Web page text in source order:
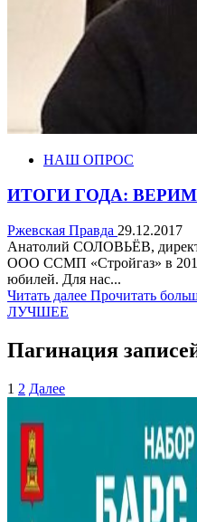
НАШ ОПРОС
ИТОГИ ГОДА:
Ржевская Правда 29.12.2017
Анатолий СОЛОВЬЁВ,
ООО ССМП «Стройгаз» в
юбилей. Для нас...
Читать далее Прочитать
ЛУЧШЕЕ
Пагинация
1 2 Далее